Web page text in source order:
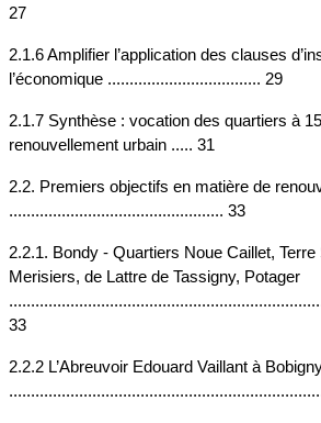
27
2.1.6 Amplifier l’application des clauses
l’économique ................................... 29
2.1.7 Synthèse : vocation des quartiers à
renouvellement urbain ..... 31
2.2. Premiers objectifs en matière de
................................................. 33
2.2.1. Bondy - Quartiers Noue Caillet, Terre
Merisiers, de Lattre de Tassigny, Potager
33
2.2.2 L’Abreuvoir Edouard Vaillant à